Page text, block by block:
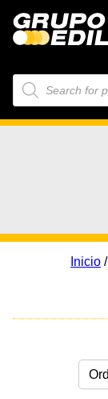
Búsqueda
de
productos
Inicio